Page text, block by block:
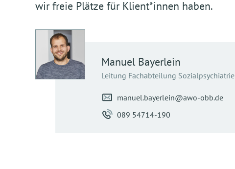
wir freie Plätze für Klient*innen haben.
Manuel Bayerlein
Leitung Fachabteilung Sozialpsychiatrie
manuel.bayerlein@awo-obb.de
089 54714-190